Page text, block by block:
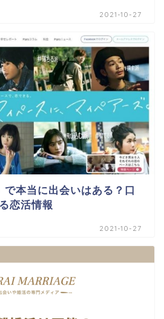
2021-10-27
本当に出会いはある？口
恋活情報
2021-10-27